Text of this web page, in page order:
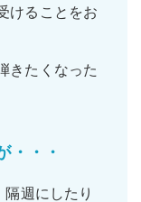
けることをお
きたくなった
・・・
週にしたり